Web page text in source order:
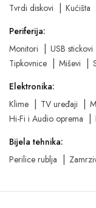
Tvrdi diskovi
Kućišta
Periferija:
Monitori
USB stickovi
Tipkovnice
Miševi
Elektronika:
Klime
TV uređaji
Hi-Fi i Audio oprema
Bijela tehnika:
Perilice rublja